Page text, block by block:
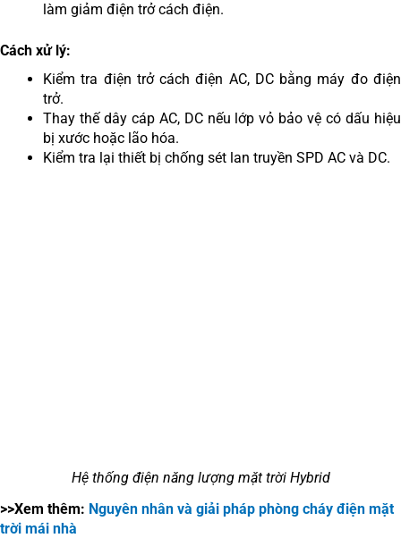
làm giảm điện trở cách điện.
Cách xử lý:
Kiểm tra điện trở cách điện AC, DC bằng máy đo điện
trở.
Thay thế dây cáp AC, DC nếu lớp vỏ bảo vệ có dấu hiệu
bị xước hoặc lão hóa.
Kiểm tra lại thiết bị chống sét lan truyền SPD AC và DC.
Hệ thống điện năng lượng mặt trời Hybrid
>>Xem thêm: Nguyên nhân và giải pháp phòng cháy điện mặt
trời mái nhà